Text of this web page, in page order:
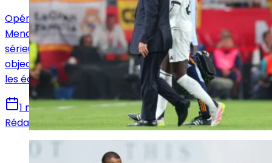
Opérés avec succès à Madrid, David Alaba et Ferland
Mendy entament leur rééducation. Deux blessures
sérieuses, deux trajectoires différentes, mais un même
objectif : revenir plus forts, à temps, ou presque, pour
les échéances majeures du Real Madrid.
1 mai 2025
Rédaction Le Journal du Real